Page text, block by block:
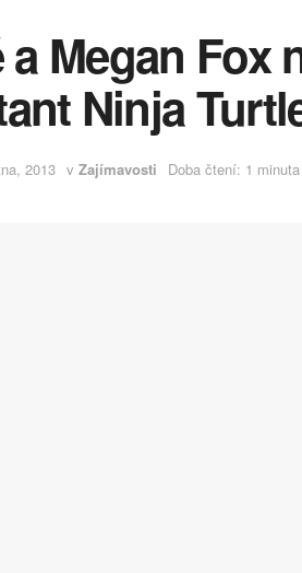
Megan Fox
Ninja
2013 v Zajímavosti Doba čtení: 1 minuta